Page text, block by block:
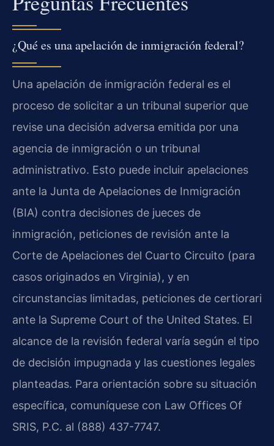
¿Qué es una apelación de inmigración federal?
Una apelación de inmigración federal es el
proceso de solicitar a un tribunal superior que
revise una decisión adversa emitida por una
agencia de inmigración o un tribunal
administrativo. Esto puede incluir apelaciones
ante la Junta de Apelaciones de Inmigración
(BIA) contra decisiones de jueces de
inmigración, peticiones de revisión ante la
Corte de Apelaciones del Cuarto Circuito (para
casos originados en Virginia), y en
circunstancias limitadas, peticiones de certiorari
ante la Supreme Court of the United States. El
alcance de la revisión federal varía según el tipo
de decisión impugnada y las cuestiones legales
planteadas. Para orientación sobre su situación
específica, comuníquese con Law Offices Of
SRIS, P.C. al (888) 437-7747.